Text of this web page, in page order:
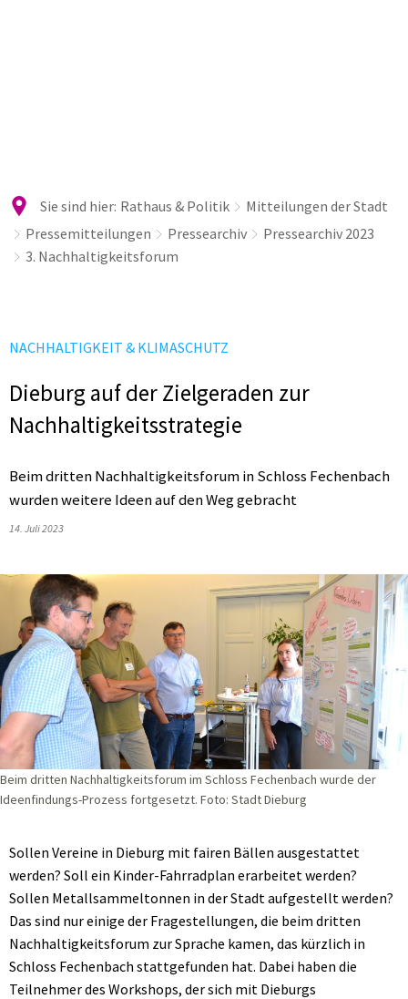
Sie sind hier: Rathaus & Politik
Mitteilungen der Stadt
Pressemitteilungen
Pressearchiv
Pressearchiv 2023
3. Nachhaltigkeitsforum
NACHHALTIGKEIT & KLIMASCHUTZ
Dieburg auf der Zielgeraden zur
Nachhaltigkeitsstrategie
Beim dritten Nachhaltigkeitsforum in Schloss Fechenbach
wurden weitere Ideen auf den Weg gebracht
14. Juli 2023
Beim dritten Nachhaltigkeitsforum im Schloss Fechenbach wurde der
Ideenfindungs-Prozess fortgesetzt. Foto: Stadt Dieburg
Sollen Vereine in Dieburg mit fairen Bällen ausgestattet
werden? Soll ein Kinder-Fahrradplan erarbeitet werden?
Sollen Metallsammeltonnen in der Stadt aufgestellt werden?
Das sind nur einige der Fragestellungen, die beim dritten
Nachhaltigkeitsforum zur Sprache kamen, das kürzlich in
Schloss Fechenbach stattgefunden hat. Dabei haben die
Teilnehmer des Workshops, der sich mit Dieburgs